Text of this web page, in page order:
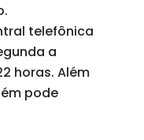
telefônica
a
horas. Além
pode